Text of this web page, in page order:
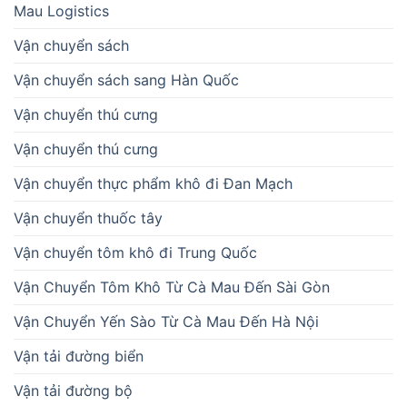
Mau Logistics
Vận chuyển sách
Vận chuyển sách sang Hàn Quốc
Vận chuyển thú cưng
Vận chuyển thú cưng
Vận chuyển thực phẩm khô đi Đan Mạch
Vận chuyển thuốc tây
Vận chuyển tôm khô đi Trung Quốc
Vận Chuyển Tôm Khô Từ Cà Mau Đến Sài Gòn
Vận Chuyển Yến Sào Từ Cà Mau Đến Hà Nội
Vận tải đường biển
Vận tải đường bộ